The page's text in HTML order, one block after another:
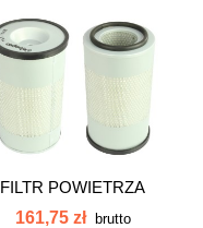
FILTR POWIETRZA
WEWNĘTRZNY...
161,75 zł brutto